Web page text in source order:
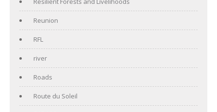
Reunion
RFL
river
Roads
Route du Soleil